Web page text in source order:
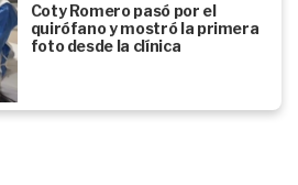
Coty Romero pasó por el
quirófano y mostró la primera
foto desde la clínica